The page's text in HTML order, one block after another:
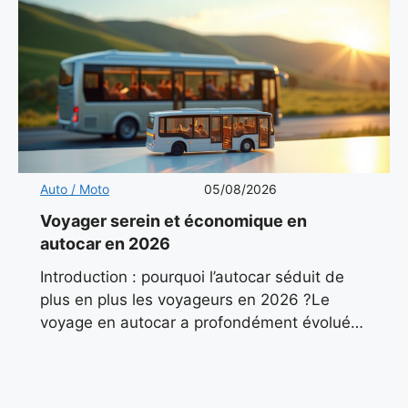
Auto / Moto 05/08/2026
Voyager serein et économique en
autocar en 2026
Introduction : pourquoi l’autocar séduit de
plus en plus les voyageurs en 2026 ?Le
voyage en autocar a profondément évolué